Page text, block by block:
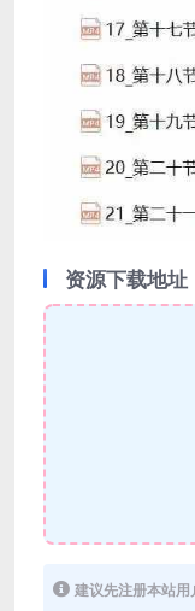
资源下载地址
建议先注册本站用